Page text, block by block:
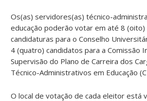
Os(as) servidores(as) técnico-
educação poderão votar em até 8 (oito)
candidaturas para o Conselho
4 (quatro) candidatos para a Comissão
Supervisão do Plano de Carreira dos
Técnico-Administrativos em Educação
O local de votação de cada eleitor está